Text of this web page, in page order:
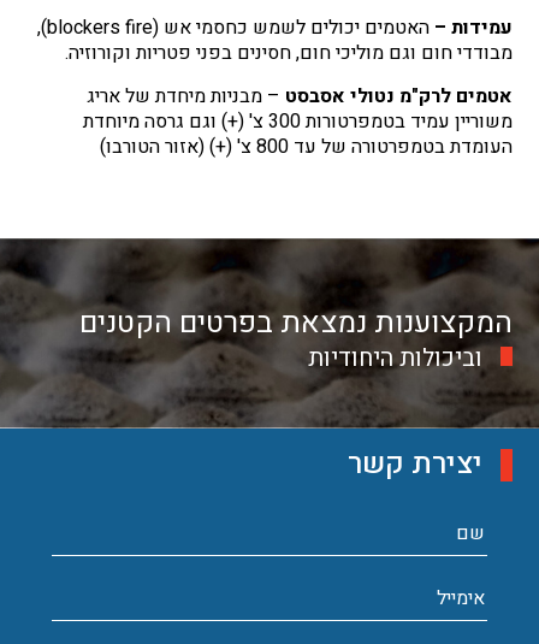
עמידות –
האטמים יכולים לשמש כחסמי אש (blockers fire),
מבודדי חום וגם מוליכי חום, חסינים בפני פטריות וקורוזיה.
אטמים לרק"מ נטולי אסבסט – מבניות מיחדת של אריג
משוריין עמיד בטמפרטורות 300 צ' (+) וגם גרסה מיוחדת
העומדת בטמפרטורה של עד 800 צ' (+) (אזור הטורבו)
המקצוענות נמצאת בפרטים הקטנים
וביכולות היחודיות
יצירת קשר